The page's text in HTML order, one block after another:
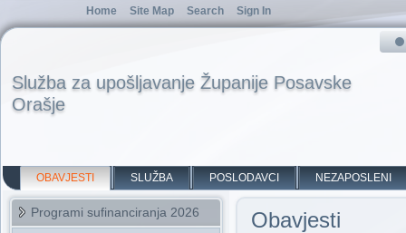
Služba za upošljavanje Županije Posavske
Orašje
OBAVJESTI SLUŽBA POSLODAVCI NEZAPOSLENI
Programi sufinanciranja 2026 Obavjesti
Home Site Map Search Sign In